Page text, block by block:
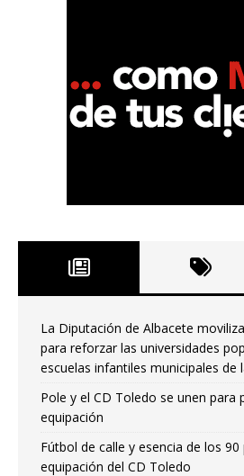
La Diputación de Albacete
para reforzar las universidades
escuelas infantiles municipales de
Pole y el CD Toledo se unen para
equipación
Fútbol de calle y esencia de los
equipación del CD Toledo